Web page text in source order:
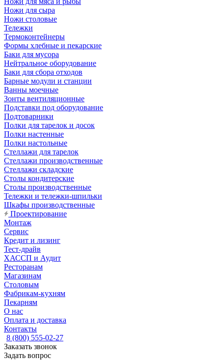
Ножи для сыра
Ножи столовые
Тележки
Термоконтейнеры
Формы хлебные и пекарские
Баки для мусора
Нейтральное оборудование
Баки для сбора отходов
Барные модули и станции
Ванны моечные
Зонты вентиляционные
Подставки под оборудование
Подтоварники
Полки для тарелок и досок
Полки настенные
Полки настольные
Стеллажи для тарелок
Стеллажи производственные
Стеллажи складские
Столы кондитерские
Столы производственные
Тележки и тележки-шпильки
Шкафы производственные
Проектирование
Монтаж
Сервис
Кредит и лизинг
Тест-драйв
ХАССП и Аудит
Ресторанам
Магазинам
Столовым
Фабрикам-кухням
Пекарням
О нас
Оплата и доставка
Контакты
8 (800) 555-02-27
Заказать звонок
Задать вопрос